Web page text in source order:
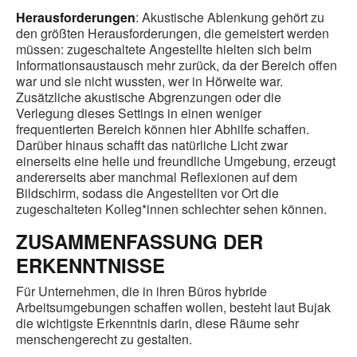
Herausforderungen: Akustische Ablenkung gehört zu
den größten Herausforderungen, die gemeistert werden
müssen: zugeschaltete Angestellte hielten sich beim
Informationsaustausch mehr zurück, da der Bereich offen
war und sie nicht wussten, wer in Hörweite war.
Zusätzliche akustische Abgrenzungen oder die
Verlegung dieses Settings in einen weniger
frequentierten Bereich können hier Abhilfe schaffen.
Darüber hinaus schafft das natürliche Licht zwar
einerseits eine helle und freundliche Umgebung, erzeugt
andererseits aber manchmal Reflexionen auf dem
Bildschirm, sodass die Angestellten vor Ort die
zugeschalteten Kolleg*innen schlechter sehen können.
ZUSAMMENFASSUNG DER
ERKENNTNISSE
Für Unternehmen, die in ihren Büros hybride
Arbeitsumgebungen schaffen wollen, besteht laut Bujak
die wichtigste Erkenntnis darin, diese Räume sehr
menschengerecht zu gestalten.